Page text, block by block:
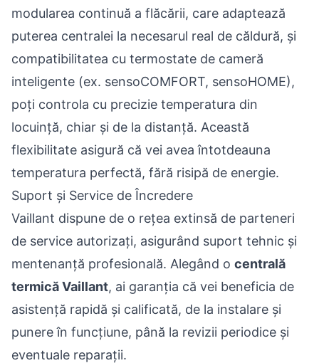
modularea continuă a flăcării, care adaptează
puterea centralei la necesarul real de căldură, și
compatibilitatea cu termostate de cameră
inteligente (ex. sensoCOMFORT, sensoHOME),
poți controla cu precizie temperatura din
locuință, chiar și de la distanță. Această
flexibilitate asigură că vei avea întotdeauna
temperatura perfectă, fără risipă de energie.
Suport și Service de Încredere
Vaillant dispune de o rețea extinsă de parteneri
de service autorizați, asigurând suport tehnic și
mentenanță profesională. Alegând o centrală
termică Vaillant, ai garanția că vei beneficia de
asistență rapidă și calificată, de la instalare și
punere în funcțiune, până la revizii periodice și
eventuale reparații.